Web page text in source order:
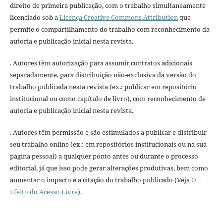
direito de primeira publicação, com o trabalho simultaneamente
licenciado sob aLicença Creative Commons Attributionque
permite o compartilhamento do trabalho com reconhecimento da
autoria e publicação inicial nesta revista.
. Autores têm autorização para assumir contratos adicionais
separadamente, para distribuição não-exclusiva da versão do
trabalho publicada nesta revista (ex.: publicar em repositório
institucional ou como capítulo de livro), com reconhecimento de
autoria e publicação inicial nesta revista.
. Autores têm permissão e são estimulados a publicar e distribuir
seu trabalho online (ex.: em repositórios institucionais ou na sua
página pessoal) a qualquer ponto antes ou durante o processo
editorial, já que isso pode gerar alterações produtivas, bem como
aumentar o impacto e a citação do trabalho publicado (VejaO
Efeito do Acesso Livre).